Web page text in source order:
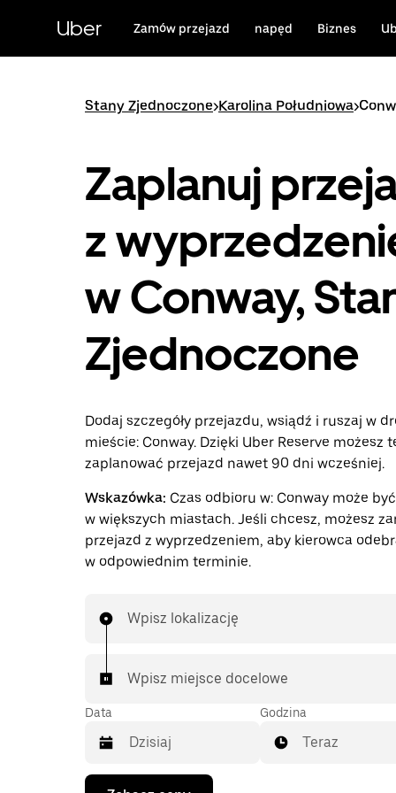
zawartości
Uber Zamów przejazd napęd Biznes
Stany Zjednoczone>Karolina Południowa>
Zaplanuj
z
w Conway,
Zjednoczone
Dodaj szczegóły przejazdu, wsiądź i ruszaj w
mieście: Conway. Dzięki Uber Reserve możesz
zaplanować przejazd nawet 90 dni wcześniej.
Wskazówka: Czas odbioru w: Conway może
w większych miastach. Jeśli chcesz, możesz
przejazd z wyprzedzeniem, aby kierowca
w odpowiednim terminie.
Wpisz lokalizację
Wpisz miejsce docelowe
Data
Naciśnij
Godzina
Teraz